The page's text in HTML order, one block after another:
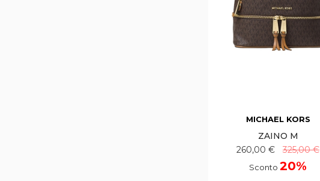
MICHAEL KORS
ZAINO M
260,00 €
325,00 €
Sconto 20%